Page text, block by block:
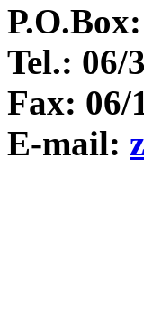
Tel.: 06/
Fax: 06/
E-mail: